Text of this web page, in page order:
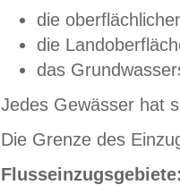
die
die
das
Jedes Gewässer hat
Die Grenze des